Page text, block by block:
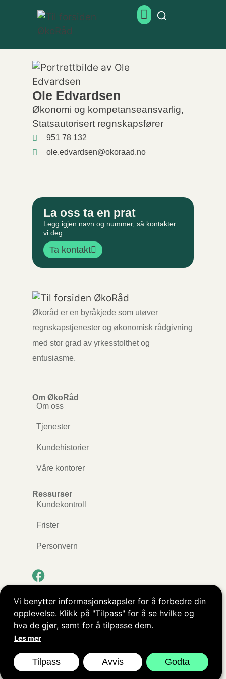
Vi benytter informasjonskapsler for å forbedre din
opplevelse. Klikk på "Tilpass" for å se hvilke og
hva de gjør, samt for å tilpasse dem.
Les mer
Tilpass Avvis Godta
Ole Edvardsen
Økonomi og kompetanseansvarlig,
Statsautorisert regnskapsfører
951 78 132
ole.edvardsen@okoraad.no
La oss ta en prat
Legg igjen navn og nummer, så kontakter
vi deg
Ta kontakt
Økoråd er en byråkjede som utøver
regnskapstjenester og økonomisk rådgivning
med stor grad av yrkesstolthet og
entusiasme.
Om ØkoRåd
Om oss
Tjenester
Kundehistorier
Våre kontorer
Ressurser
Kundekontroll
Frister
Personvern
Kopibeskyttet © ØkoRåd AS. Alle rettigheter
reservert.
Nettside levert avNettrakett.no